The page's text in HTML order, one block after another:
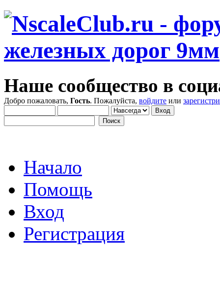
Наше сообщество в
Добро пожаловать, Гость. Пожалуйста, войдите или
Начало
Помощь
Вход
Регистрация